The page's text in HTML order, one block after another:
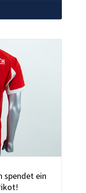
spendet ein